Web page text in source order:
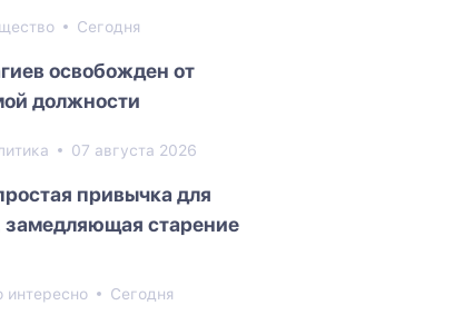
Сегодня
освобожден от
должности
07 августа 2026
привычка для
старение
интересно Сегодня